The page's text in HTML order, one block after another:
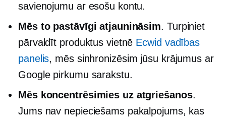
savienojumu ar esošu kontu.
Mēs to pastāvīgi atjaunināsim. Turpiniet
pārvaldīt produktus vietnē Ecwid vadības
panelis, mēs sinhronizēsim jūsu krājumus ar
Google pirkumu sarakstu.
Mēs koncentrēsimies uz atgriešanos.
Jums nav nepieciešams pakalpojums, kas